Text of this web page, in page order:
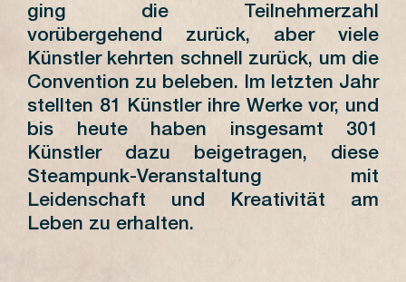
ging die Teilnehmerzahl
vorübergehend zurück, aber viele
Künstler kehrten schnell zurück, um die
Convention zu beleben. Im letzten Jahr
stellten 81 Künstler ihre Werke vor, und
bis heute haben insgesamt 301
Künstler dazu beigetragen, diese
Steampunk-Veranstaltung mit
Leidenschaft und Kreativität am
Leben zu erhalten.